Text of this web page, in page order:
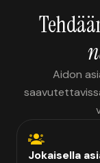
Aidon
Jokaisella